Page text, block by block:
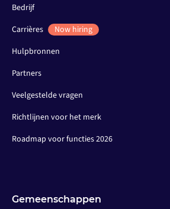
Bedrijf
Carrières
Now hiring
Hulpbronnen
Partners
Veelgestelde vragen
Richtlijnen voor het merk
Roadmap voor functies 2026
Gemeenschappen